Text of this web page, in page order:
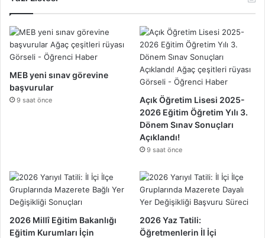
MEB yeni sınav görevine
başvurular
9 saat önce
Açık Öğretim Lisesi 2025-
2026 Eğitim Öğretim Yılı 3.
Dönem Sınav Sonuçları
Açıklandı!
9 saat önce
2026 Millî Eğitim Bakanlığı
Eğitim Kurumları İçin
2026 Yaz Tatili:
Öğretmenlerin İl İçi